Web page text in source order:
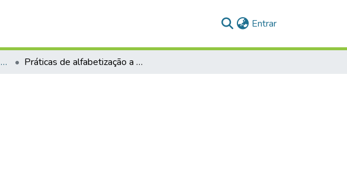
Entrar(current)
Mestrado Profissional em Educação Práticas de alfabetização a partir de jogos de consciência fonológica em uma turma de primeiro ano do ensino fundamental na cidade de Jaguarão, RS